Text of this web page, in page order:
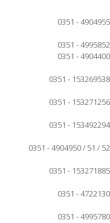
0351 - 4904955
0351 - 4995852
0351 - 4904400
0351 - 153269538
0351 - 153271256
0351 - 153492294
0351 - 4904950 / 51 / 52
0351 - 153271885
0351 - 4722130
0351 - 4995780